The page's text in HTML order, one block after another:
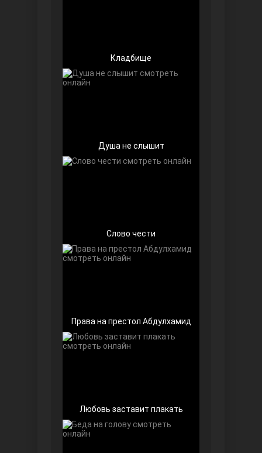
Кладбище
Душа не слышит
Слово чести
Права на престол Абдулхамид
Любовь заставит плакать